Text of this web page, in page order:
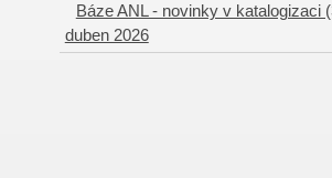
Báze ANL - novinky v katalogizaci
duben 2026